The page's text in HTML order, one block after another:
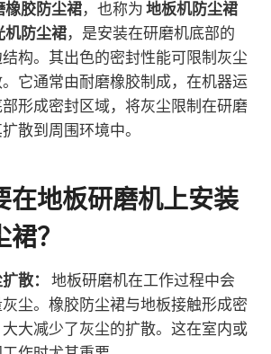
橡胶防尘裙，也称为地板机防尘裙
机防尘裙，是安装在研磨机底部的
构。其出色的密封性能可限制灰尘
它通常由耐磨橡胶制成，在机器运
形成密封区域，将灰尘限制在研磨
散到周围环境中。
在地板研磨机上安装
？
散：
地板研磨机在工作过程中会
尘。橡胶防尘裙与地板接触形成密
大减少了灰尘的扩散。这在室内或